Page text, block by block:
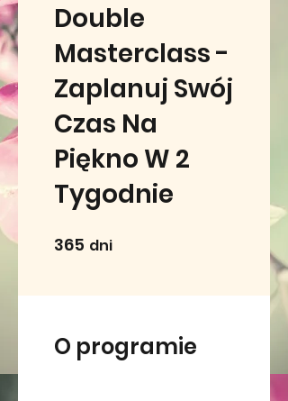
Double
Masterclass -
Zaplanuj Swój
Czas Na
Piękno W 2
Tygodnie
365 dni
O programie